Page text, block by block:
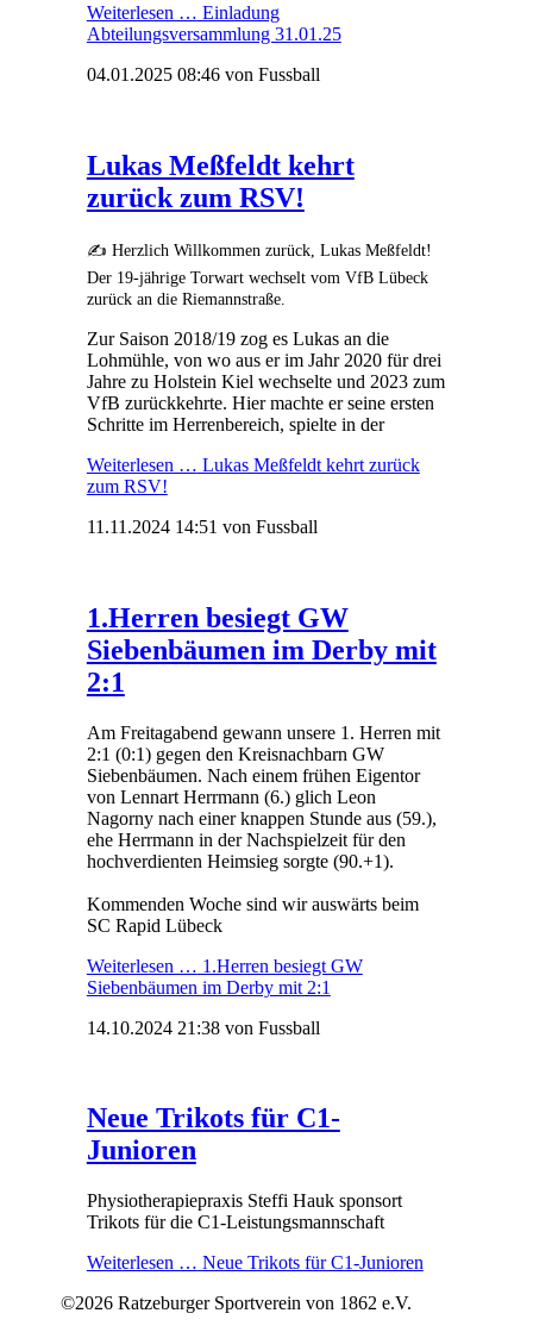
Weiterlesen … Einladung
Abteilungsversammlung 31.01.25
04.01.2025 08:46von Fussball
Lukas Meßfeldt kehrt
zurück zum RSV!
✍️ Herzlich Willkommen zurück, Lukas Meßfeldt!
Der 19-jährige Torwart wechselt vom VfB Lübeck
zurück an die Riemannstraße.
Zur Saison 2018/19 zog es Lukas an die
Lohmühle, von wo aus er im Jahr 2020 für drei
Jahre zu Holstein Kiel wechselte und 2023 zum
VfB zurückkehrte. Hier machte er seine ersten
Schritte im Herrenbereich, spielte in der
Weiterlesen … Lukas Meßfeldt kehrt zurück
zum RSV!
11.11.2024 14:51 von Fussball
1.Herren besiegt GW
Siebenbäumen im Derby mit
2:1
Am Freitagabend gewann unsere 1. Herren mit
2:1 (0:1) gegen den Kreisnachbarn GW
Siebenbäumen. Nach einem frühen Eigentor
von Lennart Herrmann (6.) glich Leon
Nagorny nach einer knappen Stunde aus (59.),
ehe Herrmann in der Nachspielzeit für den
hochverdienten Heimsieg sorgte (90.+1).
Kommenden Woche sind wir auswärts beim
SC Rapid Lübeck
Weiterlesen … 1.Herren besiegt GW
Siebenbäumen im Derby mit 2:1
14.10.2024 21:38von Fussball
Neue Trikots für C1-
Junioren
Physiotherapiepraxis Steffi Hauk sponsort
Trikots für die C1-Leistungsmannschaft
Weiterlesen … Neue Trikots für C1-Junioren
©2026 Ratzeburger Sportverein von 1862 e.V.